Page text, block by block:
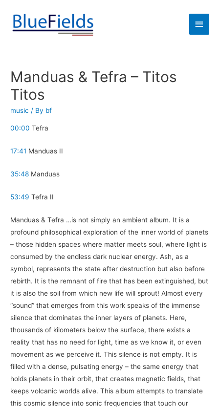
Manduas & Tefra – Titos
Titos
music / By bf
00:00 Tefra
17:41 Manduas II
35:48 Manduas
53:49 Tefra II
Manduas & Tefra …is not simply an ambient album. It is a
profound philosophical exploration of the inner world of planets
– those hidden spaces where matter meets soul, where light is
consumed by the endless dark nuclear energy. Ash, as a
symbol, represents the state after destruction but also before
rebirth. It is the remnant of fire that has been extinguished, but
it is also the soil from which new life will sprout! Almost every
“sound” that emerges from this work speaks of the immense
silence that dominates the inner layers of planets. Here,
thousands of kilometers below the surface, there exists a
reality that has no need for light, time as we know it, or even
movement as we perceive it. This silence is not empty. It is
filled with a dense, pulsating energy – the same energy that
holds planets in their orbit, that creates magnetic fields, that
keeps volcanic worlds alive. This album attempts to translate
this cosmic silence into sonic frequencies that touch our